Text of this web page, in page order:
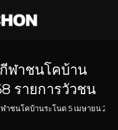
ฬาชนโคบ้าน
รายการวัวชน
าชนโคบ้านระโนด 5 เมษายน